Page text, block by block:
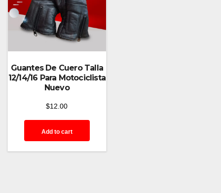
Guantes De Cuero Talla
12/14/16 Para Motociclista
Nuevo
$12.00
Add to cart